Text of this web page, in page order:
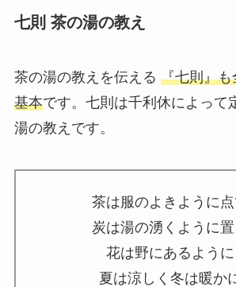
七則 茶の湯の教え
茶の湯の教えを伝える 『七則』
基本です。七則は千利休によって
湯の教えです。
茶は服のよきように点
炭は湯の湧くように置
花は野にあるように
夏は涼しく冬は暖か